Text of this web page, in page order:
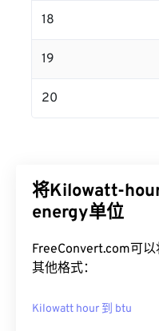
18
19
20
将Kilowatt-
energy单位
FreeConvert.com可
其他格式：
Kilowatt hour 到 btu